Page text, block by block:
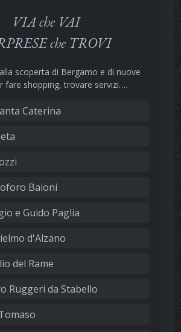
VIA che VAI
che TROVI
scoperta di Bergamo e di nuove
fare shopping, trovare servizi….
Caterina
Baioni
e Guido Paglia
d'Alzano
del Rame
Ruggeri da Stabello